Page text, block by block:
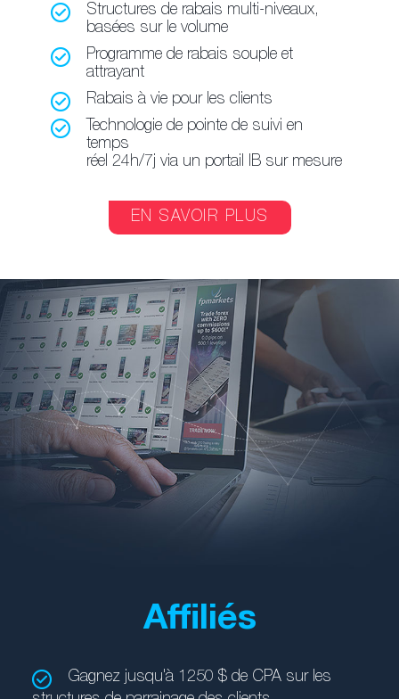
Structures de rabais multi-niveaux,
basées sur le volume
Programme de rabais souple et
attrayant
Rabais à vie pour les clients
Technologie de pointe de suivi en
temps
réel 24h/7j via un portail IB sur mesure
EN SAVOIR PLUS
Affiliés
Gagnez jusqu'à 1250 $ de CPA sur les